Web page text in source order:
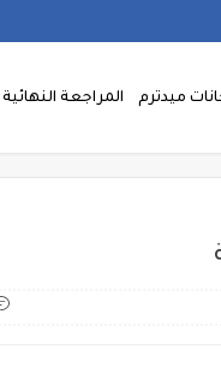
ميدترم المراجعة النهائية